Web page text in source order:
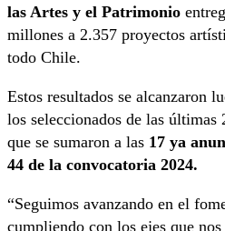
las Artes y el Patrimonio
millones a 2.357 proyectos
todo Chile.
Estos resultados se alcanzaron
los seleccionados de las últimas
que se sumaron a las 17 ya
44 de la convocatoria 2024.
“Seguimos avanzando en el
cumpliendo con los ejes que